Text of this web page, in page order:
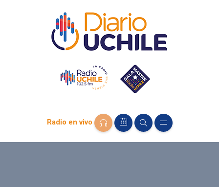
Radio en vivo